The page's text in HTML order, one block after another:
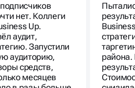
нет. Коллеги
Up.
аудит,
Запустили
аудиторию,
средств,
месяцев
района.